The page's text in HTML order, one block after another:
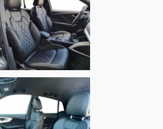
Audi Q2, Alba
Nappa eco-
leather® Zwart